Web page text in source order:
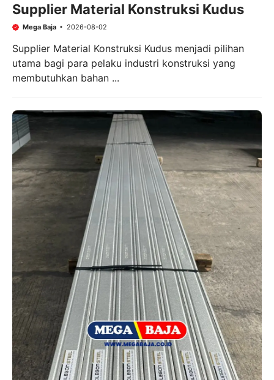
Supplier Material Konstruksi Kudus
Mega Baja 2026-08-02
Supplier Material Konstruksi Kudus menjadi pilihan
utama bagi para pelaku industri konstruksi yang
membutuhkan bahan ...